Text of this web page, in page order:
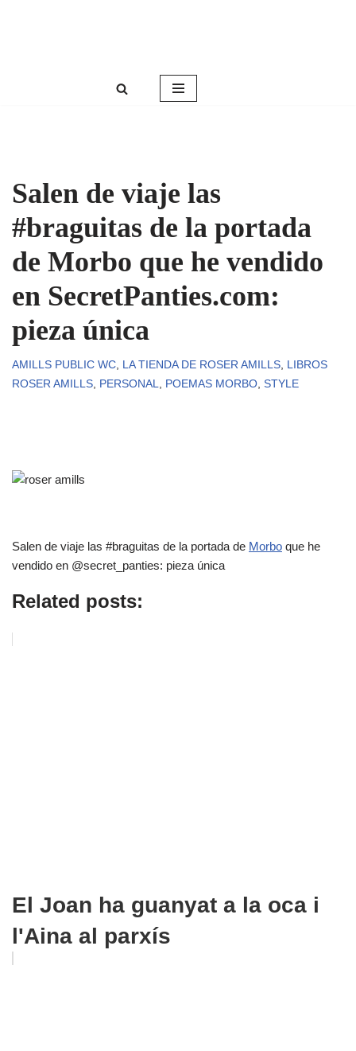
Salen de viaje las
#braguitas de la portada
de Morbo que he vendido
en SecretPanties.com:
pieza única
AMILLS PUBLIC WC, LA TIENDA DE ROSER AMILLS, LIBROS
ROSER AMILLS, PERSONAL, POEMAS MORBO, STYLE
Salen de viaje las #braguitas de la portada de Morbo que he
vendido en @secret_panties: pieza única
Related posts:
El Joan ha guanyat a la oca i
l'Aina al parxís